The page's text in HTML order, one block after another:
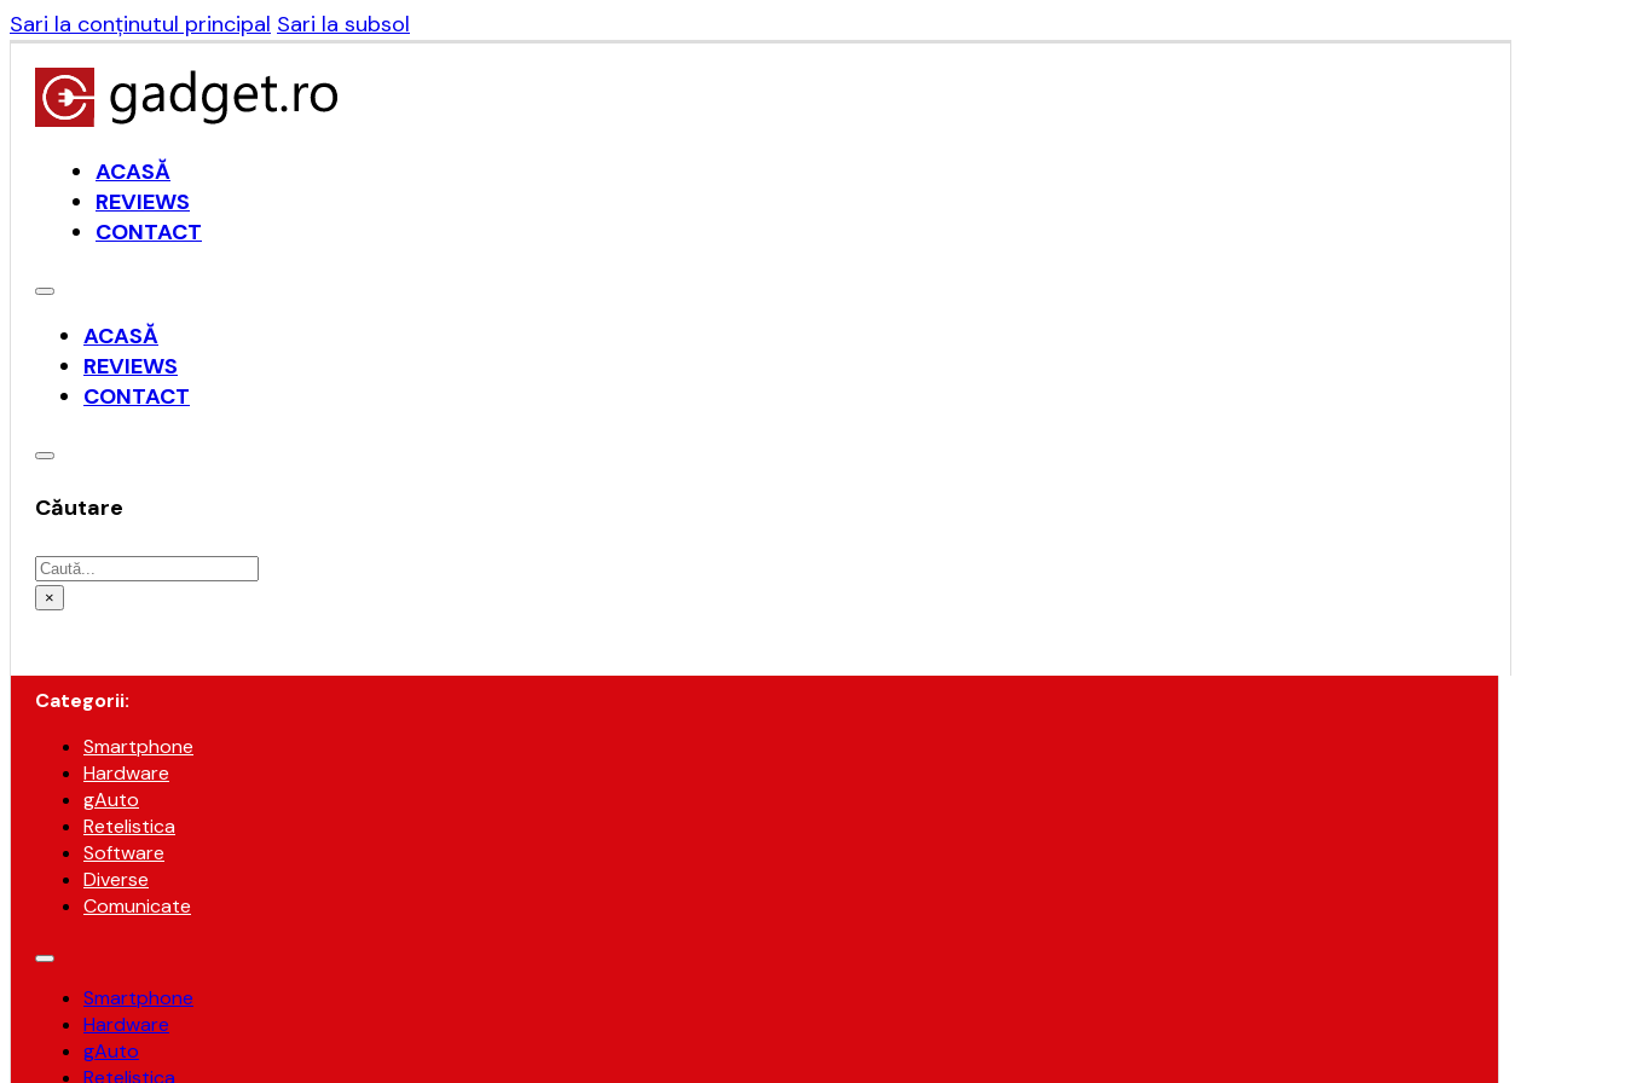
Sari la conținutul principal Sari la subsol
ACASĂ
REVIEWS
CONTACT
ACASĂ
REVIEWS
CONTACT
Căutare
Caută
×
Categorii:
Smartphone
Hardware
gAuto
Retelistica
Software
Diverse
Comunicate
Smartphone
Hardware
gAuto
Retelistica